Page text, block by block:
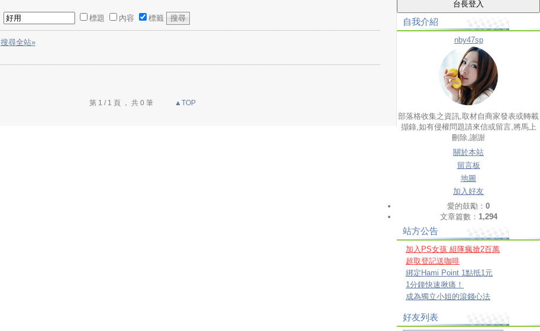
標題 內容 標籤
搜尋全站»
第 1 / 1 頁 ， 共 0 筆 ▲TOP
自我介紹
nby47sp
部落格收集之資訊,取材自商家發表或轉載
擷錄,如有侵權問題請來信或留言,將馬上
刪除,謝謝
關於本站
留言板
地圖
加入好友
愛的鼓勵：0
文章篇數： 1,294
站方公告
加入PS女孩 組隊瘋搶2百萬
超取登記送咖啡
綁定Hami Point 1點抵1元
1分鐘快速揪痛！
成為獨立小姐的滾錢心法
好友列表